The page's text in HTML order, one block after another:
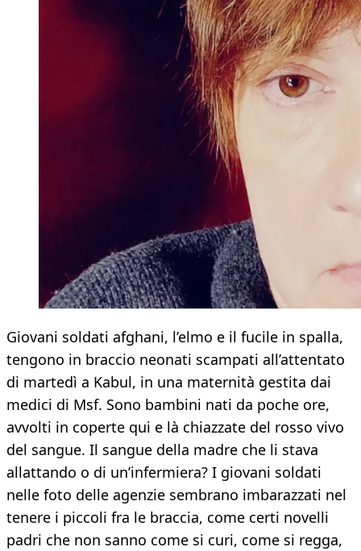
Giovani soldati afghani, l’elmo e il fucile in spalla,
tengono in braccio neonati scampati all’attentato
di martedì a Kabul, in una maternità gestita dai
medici di Msf. Sono bambini nati da poche ore,
avvolti in coperte qui e là chiazzate del rosso vivo
del sangue. Il sangue della madre che li stava
allattando o di un’infermiera? I giovani soldati
nelle foto delle agenzie sembrano imbarazzati nel
tenere i piccoli fra le braccia, come certi novelli
padri che non sanno come si curi, come si regga,